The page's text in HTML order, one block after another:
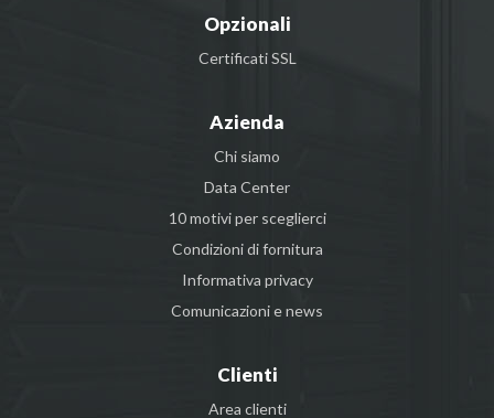
Opzionali
Certificati SSL
Azienda
Chi siamo
Data Center
10 motivi per sceglierci
Condizioni di fornitura
Informativa privacy
Comunicazioni e news
Clienti
Area clienti